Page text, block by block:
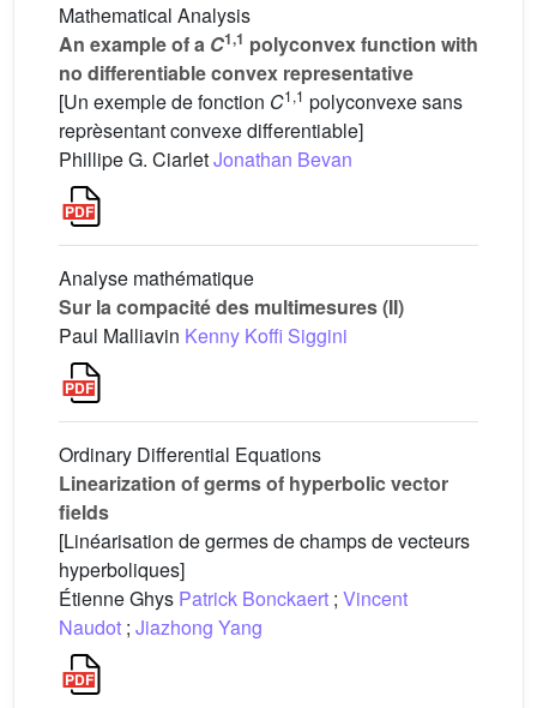
Mathematical Analysis
An example of a C1,1 polyconvex function with
no differentiable convex representative
[Un exemple de fonction C1,1 polyconvexe sans
reprèsentant convexe differentiable]
Phillipe G. CiarletJonathan Bevan
Analyse mathématique
Sur la compacité des multimesures (II)
Paul Malliavin Kenny Koffi Siggini
Ordinary Differential Equations
Linearization of germs of hyperbolic vector
fields
[Linéarisation de germes de champs de vecteurs
hyperboliques]
Étienne Ghys Patrick Bonckaert ; Vincent
Naudot ; Jiazhong Yang